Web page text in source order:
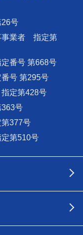
号
事業者 指定第
番号 第668号
号 第295号
定第428号
号
377号
第510号